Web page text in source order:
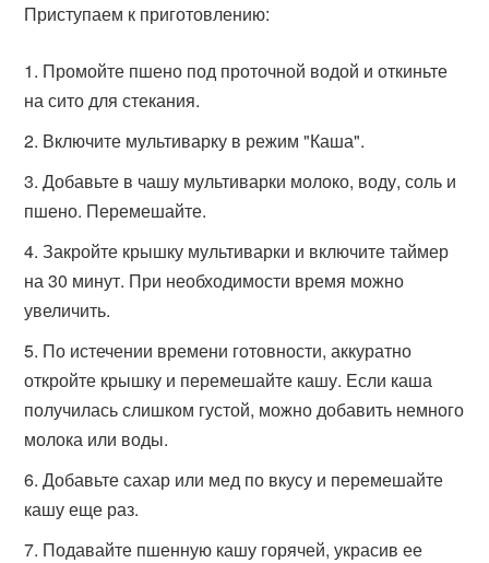
Приступаем к приготовлению:
Промойте пшено под проточной водой и откиньте
на сито для стекания.
Включите мультиварку в режим "Каша".
Добавьте в чашу мультиварки молоко, воду, соль и
пшено. Перемешайте.
Закройте крышку мультиварки и включите таймер
на 30 минут. При необходимости время можно
увеличить.
По истечении времени готовности, аккуратно
откройте крышку и перемешайте кашу. Если каша
получилась слишком густой, можно добавить немного
молока или воды.
Добавьте сахар или мед по вкусу и перемешайте
кашу еще раз.
Подавайте пшенную кашу горячей, украсив ее